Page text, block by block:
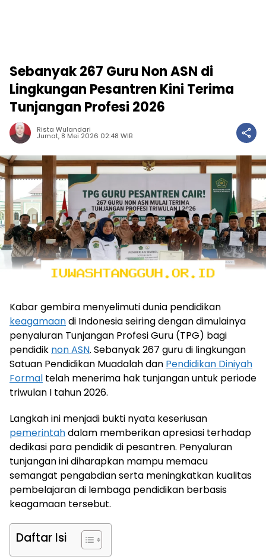
Sebanyak 267 Guru Non ASN di
Lingkungan Pesantren Kini Terima
Tunjangan Profesi 2026
Rista Wulandari
Jumat, 8 Mei 2026 02:48 WIB
Kabar gembira menyelimuti dunia pendidikan
keagamaandi Indonesia seiring dengan dimulainya
penyaluran Tunjangan Profesi Guru (TPG) bagi
pendidik non ASN. Sebanyak 267 guru di lingkungan
Satuan Pendidikan Muadalah dan Pendidikan Diniyah
Formal telah menerima hak tunjangan untuk periode
triwulan I tahun 2026.
Langkah ini menjadi bukti nyata keseriusan
pemerintahdalam memberikan apresiasi terhadap
dedikasi para pendidik di pesantren. Penyaluran
tunjangan ini diharapkan mampu memacu
semangat pengabdian serta meningkatkan kualitas
pembelajaran di lembaga pendidikan berbasis
keagamaan tersebut.
Daftar Isi